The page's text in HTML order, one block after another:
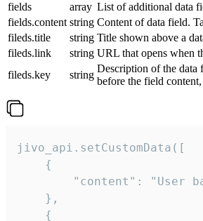
fields
array List of additional data
fields.content string Content of data field.
fileds.title
string Title shown above a
fileds.link
string URL that opens when
fileds.key
string
Description of the data
before the field
jivo_api.setCustomData([
    {
"content": "User
    },
    {